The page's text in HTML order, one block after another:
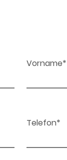
Vorname*
Telefon*